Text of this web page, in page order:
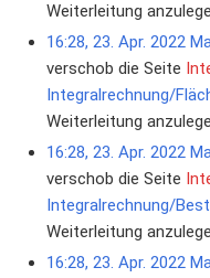
Weiterleitung
16:28, 23. Apr. 2022
verschob die Seite
Integralrechnung/
Weiterleitung
16:28, 23. Apr. 2022
verschob die Seite
Integralrechnung/
Weiterleitung
16:28, 23. Apr. 2022